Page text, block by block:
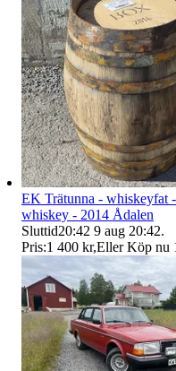
EK Trätunna - whiskeyfat
whiskey - 2014 Ådalen
Sluttid20:42 9 aug 20:42.
Pris:1 400 kr,Eller Köp nu